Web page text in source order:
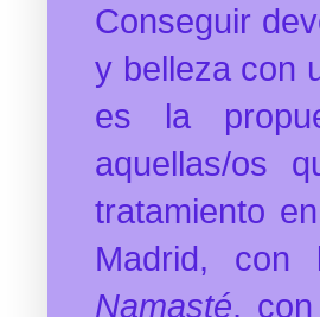
Conseguir
y belleza con
es la
aquellas/os
tratamiento
Madrid,
Namasté,